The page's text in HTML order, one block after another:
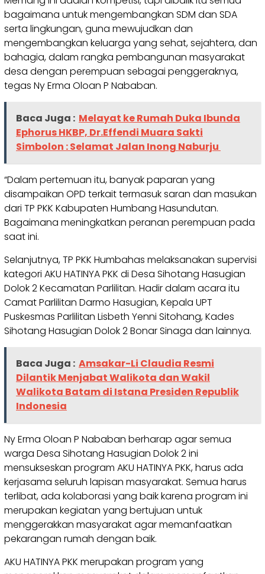
bagaimana untuk mengembangkan SDM dan SDA
serta lingkungan, guna mewujudkan dan
mengembangkan keluarga yang sehat, sejahtera, dan
bahagia, dalam rangka pembangunan masyarakat
desa dengan perempuan sebagai penggeraknya,
tegas Ny Erma Oloan P Nababan.
Baca Juga : Melayat ke Rumah Duka Ibunda
Ephorus HKBP, Dr.Effendi Muara Sakti
Simbolon : Selamat Jalan Inong Naburju
“Dalam pertemuan itu, banyak paparan yang
disampaikan OPD terkait termasuk saran dan masukan
dari TP PKK Kabupaten Humbang Hasundutan.
Bagaimana meningkatkan peranan perempuan pada
saat ini.
Selanjutnya, TP PKK Humbahas melaksanakan supervisi
kategori AKU HATINYA PKK di Desa Sihotang Hasugian
Dolok 2 Kecamatan Parlilitan. Hadir dalam acara itu
Camat Parlilitan Darmo Hasugian, Kepala UPT
Puskesmas Parlilitan Lisbeth Yenni Sitohang, Kades
Sihotang Hasugian Dolok 2 Bonar Sinaga dan lainnya.
Baca Juga : Amsakar-Li Claudia Resmi
Dilantik Menjabat Walikota dan Wakil
Walikota Batam di Istana Presiden Republik
Indonesia
Ny Erma Oloan P Nababan berharap agar semua
warga Desa Sihotang Hasugian Dolok 2 ini
mensukseskan program AKU HATINYA PKK, harus ada
kerjasama seluruh lapisan masyarakat. Semua harus
terlibat, ada kolaborasi yang baik karena program ini
merupakan kegiatan yang bertujuan untuk
menggerakkan masyarakat agar memanfaatkan
pekarangan rumah dengan baik.
AKU HATINYA PKK merupakan program yang